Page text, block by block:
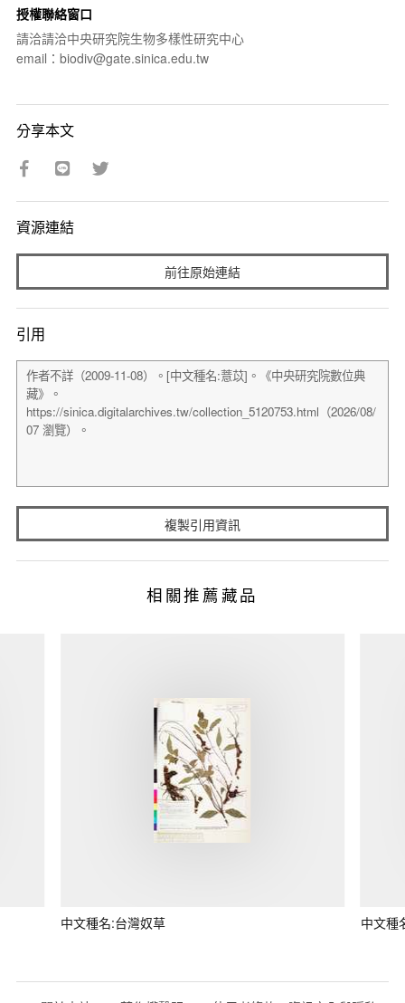
授權聯絡窗口
請洽請洽中央研究院生物多樣性研究中心
email：biodiv@gate.sinica.edu.tw
分享本文
資源連結
前往原始連結
引用
複製引用資訊
相關推薦藏品
中文種名:台灣奴草 中文種